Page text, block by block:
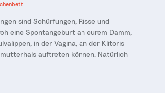
sind Schürfungen, Risse und
eine Spontangeburt an eurem Damm,
in der Vagina, an der Klitoris
auftreten können. Natürlich